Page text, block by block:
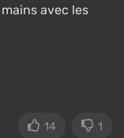
avec les
14 1